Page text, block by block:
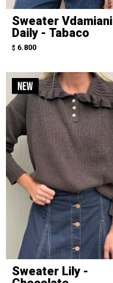
Sweater Vdamiani
Daily - Tabaco
$ 6.800
Sweater Lily -